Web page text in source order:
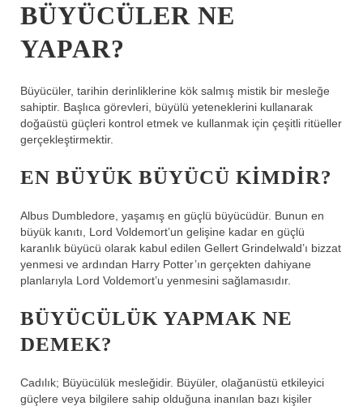
BÜYÜCÜLER NE
YAPAR?
Büyücüler, tarihin derinliklerine kök salmış mistik bir mesleğe
sahiptir. Başlıca görevleri, büyülü yeteneklerini kullanarak
doğaüstü güçleri kontrol etmek ve kullanmak için çeşitli ritüeller
gerçekleştirmektir.
EN BÜYÜK BÜYÜCÜ KIMDIR?
Albus Dumbledore, yaşamış en güçlü büyücüdür. Bunun en
büyük kanıtı, Lord Voldemort’un gelişine kadar en güçlü
karanlık büyücü olarak kabul edilen Gellert Grindelwald’ı bizzat
yenmesi ve ardından Harry Potter’ın gerçekten dahiyane
planlarıyla Lord Voldemort’u yenmesini sağlamasıdır.
BÜYÜCÜLÜK YAPMAK NE
DEMEK?
Cadılık; Büyücülük mesleğidir. Büyüler, olağanüstü etkileyici
güçlere veya bilgilere sahip olduğuna inanılan bazı kişiler